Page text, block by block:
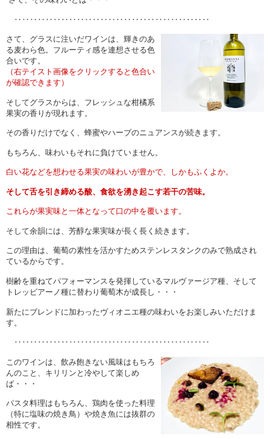
‥‥‥‥‥‥‥‥‥‥‥‥‥‥‥‥‥‥‥‥‥‥‥‥‥
さて、グラスに注いだワインは、輝きのあ
る麦わら色。フルーティ感を連想させる色
合いです。
（右テイスト画像をクリックすると色合い
が確認できます）
そしてグラスからは、フレッシュな柑橘系
果実の香りが現れます。
その香りだけでなく、蜂蜜やハーブのニュアンスが続きます。
もちろん、味わいもそれに負けていません。
白い花などを想わせる果実の味わいが豊かで、しかもふくよか。
そして舌を引き締める酸、 食欲を湧き起こす若干の苦味。
これらが果実味と一体となって口の中を覆います。
そして余韻には、芳醇な果実味が長く長く続きます。
この理由は、葡萄の素性を活かすためステンレスタンクのみで熟成され
ているからです。
樹齢を重ねてパフォーマンスを発揮しているマルヴァージア種、そして
トレッビアーノ種に替わり葡萄木が成長し・・・
新たにブレンドに加わったヴィオニエ種の味わいをお楽しみいただけま
す。
‥‥‥‥‥‥‥‥‥‥‥‥‥‥‥‥‥‥‥‥‥‥‥‥‥
このワインは、飲み飽きない風味はもちろ
んのこと、キリリンと冷やして楽しめ
ば・・・
パスタ料理はもちろん、鶏肉を使った料理
（特に塩味の焼き鳥）や焼き魚には抜群の
相性です。